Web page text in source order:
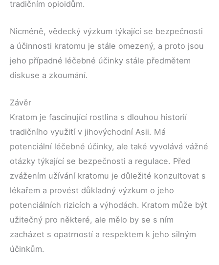
tradičním opioidům.
Nicméně, vědecký výzkum týkající se bezpečnosti
a účinnosti kratomu je stále omezený, a proto jsou
jeho případné léčebné účinky stále předmětem
diskuse a zkoumání.
Závěr
Kratom je fascinující rostlina s dlouhou historií
tradičního využití v jihovýchodní Asii. Má
potenciální léčebné účinky, ale také vyvolává vážné
otázky týkající se bezpečnosti a regulace. Před
zvážením užívání kratomu je důležité konzultovat s
lékařem a provést důkladný výzkum o jeho
potenciálních rizicích a výhodách. Kratom může být
užitečný pro některé, ale mělo by se s ním
zacházet s opatrností a respektem k jeho silným
účinkům.